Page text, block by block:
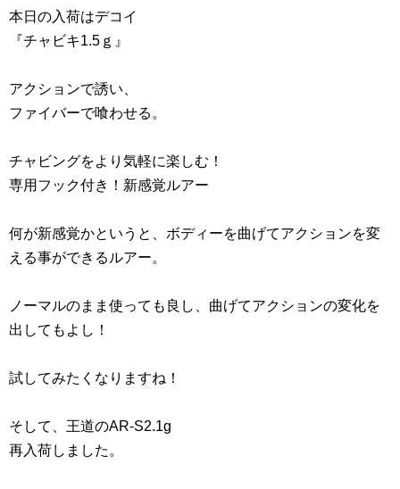
本日の入荷はデコイ
『チャビキ1.5ｇ』
アクションで誘い、
ファイバーで喰わせる。
チャビングをより気軽に楽しむ！
専用フック付き！新感覚ルアー
何が新感覚かというと、ボディーを曲げてアクションを変
える事ができるルアー。
ノーマルのまま使っても良し、曲げてアクションの変化を
出してもよし！
試してみたくなりますね！
そして、王道のAR‐S2.1g
再入荷しました。